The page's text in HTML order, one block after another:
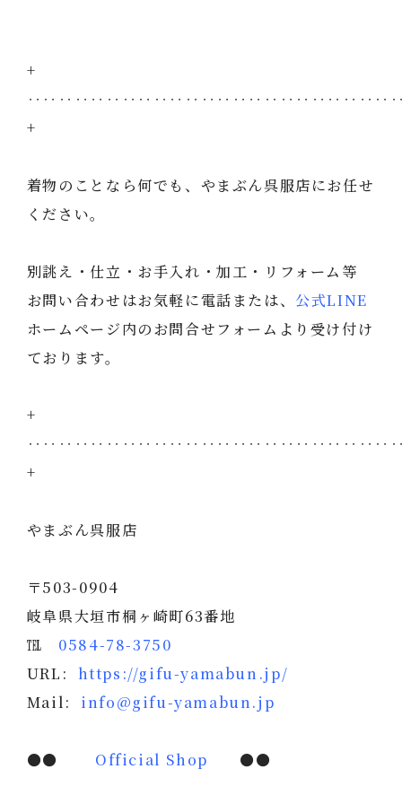
+
+
着物のことなら何でも、やまぶん呉服店にお任せ
ください。
別誂え・仕立・お手入れ・加工・リフォーム等
お問い合わせはお気軽に電話または、 公式LINE
ホームページ内のお問合せフォームより受け付け
ております。
+
+
やまぶん呉服店
〒503-0904
岐阜県大垣市桐ヶ崎町63番地
℡ 0584-78-3750
URL: https://gifu-yamabun.jp/
Mail: info@gifu-yamabun.jp
●● Official Shop ●●